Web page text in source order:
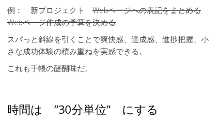
例： 新プロジェクト Webページへの表記をまとめる
Webページ作成の予算を決める
スパっと斜線を引くことで爽快感、達成感、進捗把握、小
さな成功体験の積み重ねを実感できる。
これも手帳の醍醐味だ。
時間は ”30分単位” にする